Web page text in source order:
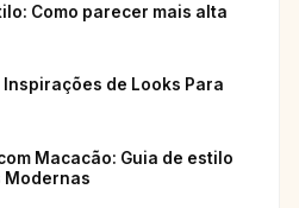
Como parecer mais alta
de Looks Para
Macacão: Guia de estilo
Modernas